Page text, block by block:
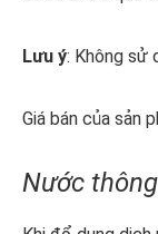
Lưu ý: Không sử
Giá bán của sản
Nước